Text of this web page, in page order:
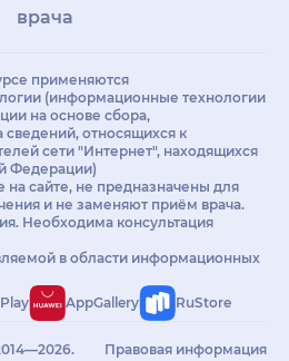
врачам
применяются
(информационные технологии
на основе сбора,
сведений, относящихся к
сети "Интернет", находящихся
Федерации)
сайте, не предназначены для
и не заменяют приём врача.
Необходима консультация
в области информационных
AppGallery RuStore
Правовая информация